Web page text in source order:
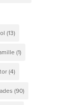
(13)
(1)
(4)
(90)